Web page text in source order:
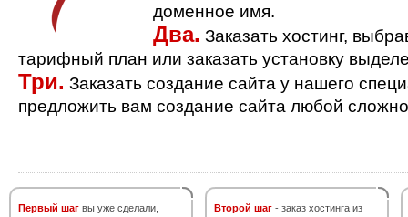
доменное имя.
Два. Заказать хостинг,
тарифный план или заказать установку
Три. Заказать создание сайта у нашего
предложить вам создание сайта любой
Первый шаг вы уже сделали,
Второй шаг - заказ хостинга из